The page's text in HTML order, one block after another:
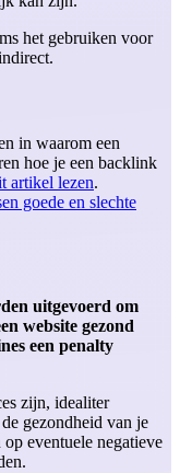
het gebruiken voor
in waarom een
hoe je een backlink
artikel lezen.
goede en slechte
uitgevoerd om
website gezond
een penalty
zijn, idealiter
gezondheid van je
eventuele negatieve